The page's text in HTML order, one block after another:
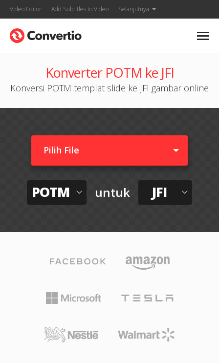
Video Editor Add Subtitles to Video Selanjutnya
Konverter POTM ke JFI
Konversi POTM templat slide ke JFI gambar online
Pilih File
POTM untuk JFI